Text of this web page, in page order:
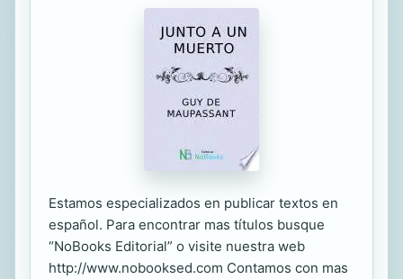
Estamos especializados en publicar textos en
español. Para encontrar mas títulos busque
“NoBooks Editorial” o visite nuestra web
http://www.nobooksed.com Contamos con mas